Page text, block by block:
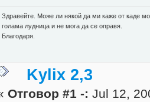
Здравейте. Може ли някой да ми каже от каде
голама лудница и не мога да се оправя.
Благодаря.
Kylix 2,3
Отговор #1 -: Jul 12,